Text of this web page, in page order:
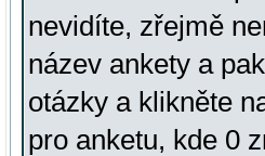
nevidíte, zřejmě
název ankety a
otázky a klikněte
pro anketu, kde 0